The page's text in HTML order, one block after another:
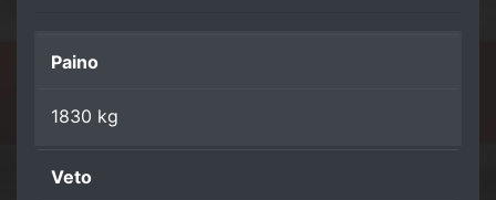
Paino
1830 kg
Veto